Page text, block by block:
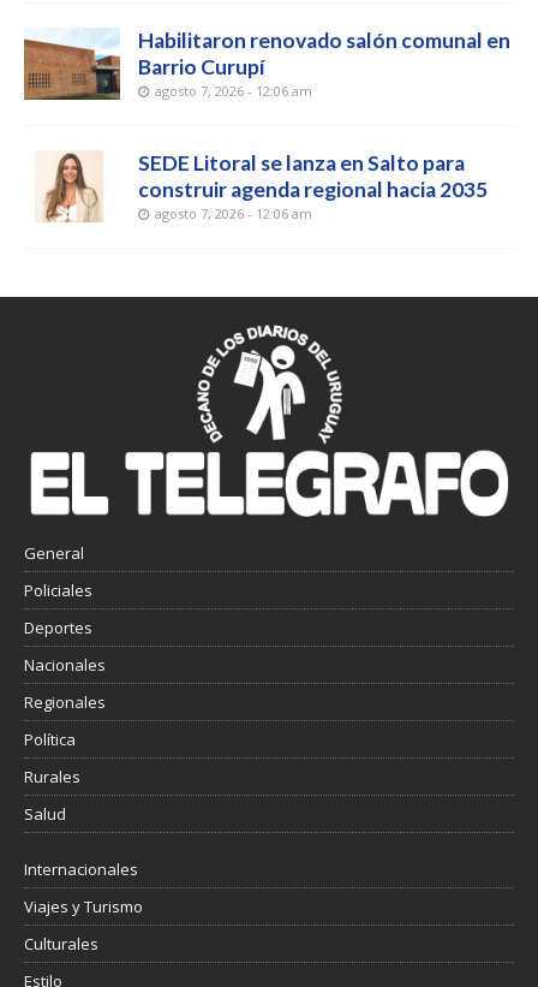
Habilitaron renovado salón comunal en
Barrio Curupí
agosto 7, 2026 - 12:06 am
SEDE Litoral se lanza en Salto para
construir agenda regional hacia 2035
agosto 7, 2026 - 12:06 am
General
Policiales
Deportes
Nacionales
Regionales
Política
Rurales
Salud
Internacionales
Viajes y Turismo
Culturales
Estilo